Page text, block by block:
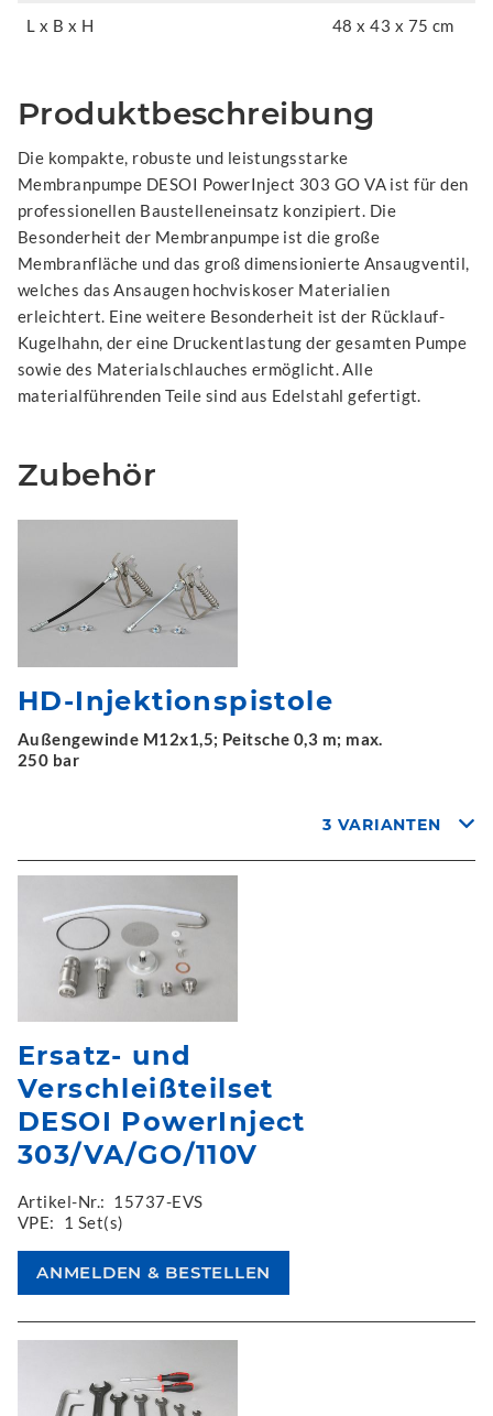
L x B x H 48 x 43 x 75 cm
Produktbeschreibung
Die kompakte, robuste und leistungsstarke
Membranpumpe DESOI PowerInject 303 GO VA ist für den
professionellen Baustelleneinsatz konzipiert. Die
Besonderheit der Membranpumpe ist die große
Membranfläche und das groß dimensionierte Ansaugventil,
welches das Ansaugen hochviskoser Materialien
erleichtert. Eine weitere Besonderheit ist der Rücklauf-
Kugelhahn, der eine Druckentlastung der gesamten Pumpe
sowie des Materialschlauches ermöglicht. Alle
materialführenden Teile sind aus Edelstahl gefertigt.
Zubehör
HD-Injektionspistole
Außengewinde M12x1,5; Peitsche 0,3 m; max.
250 bar
3 VARIANTEN
Ersatz- und
Verschleißteilset
DESOI PowerInject
303/VA/GO/110V
Artikel-Nr.: 15737-EVS
VPE:
1 Set(s)